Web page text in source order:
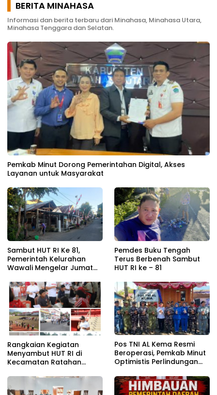
BERITA MINAHASA
Informasi dan berita terbaru dari Minahasa, Minahasa Utara,
Minahasa Tenggara dan Selatan.
Pemkab Minut Dorong Pemerintahan Digital, Akses
Layanan untuk Masyarakat
Sambut HUT RI Ke 81,
Pemerintah Kelurahan
Wawali Mengelar Jumat
Pemdes Buku Tengah
Terus Berbenah Sambut
HUT RI ke – 81
Rangkaian Kegiatan
Menyambut HUT RI di
Kecamatan Ratahan
Pos TNI AL Kema Resmi
Beroperasi, Pemkab Minut
Optimistis Perlindungan